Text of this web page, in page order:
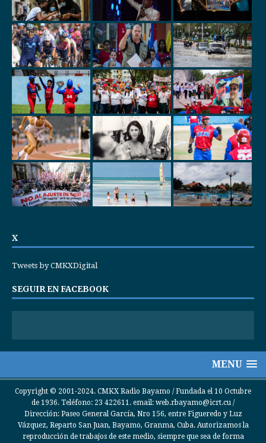
X
Tweets by CMKXDigital
SEGUIR EN FACEBOOK
MENU
Copyright © 2001-2024. CMKX Radio Bayamo / Fundada el 10 Octubre
de 1936. Teléfono: 23 422611. email: web.rbayamo@icrt.cu /
Dirección: Paseo General García, Nro 156, entre Figueredo y Luz
Vázquez, Reparto San Juan, Bayamo, Granma, Cuba. Autorizamos la
reproducción de trabajos de este medio, siempre que sea de forma